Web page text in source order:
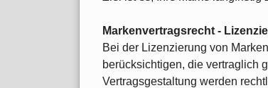
Markenvertragsrecht -
Bei der Lizenzierung von
berücksichtigen, die vertraglich
Vertragsgestaltung werden